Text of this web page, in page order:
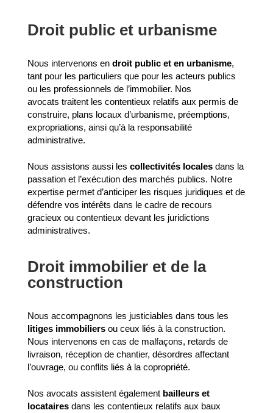
Droit public et urbanisme
Nous intervenons en droit public et en urbanisme,
tant pour les particuliers que pour les acteurs publics
ou les professionnels de l’immobilier. Nos
avocats traitent les contentieux relatifs aux permis de
construire, plans locaux d’urbanisme, préemptions,
expropriations, ainsi qu’à la responsabilité
administrative.
Nous assistons aussi les collectivités localesdans la
passation et l’exécution des marchés publics. Notre
expertise permet d’anticiper les risques juridiques et de
défendre vos intérêts dans le cadre de recours
gracieux ou contentieux devant les juridictions
administratives.
Droit immobilier et de la
construction
Nous accompagnons les justiciables dans tous les
litiges immobiliersou ceux liés à la construction.
Nous intervenons en cas de malfaçons, retards de
livraison, réception de chantier, désordres affectant
l’ouvrage, ou conflits liés à la copropriété.
Nos avocats assistent également bailleurs et
locatairesdans les contentieux relatifs aux baux